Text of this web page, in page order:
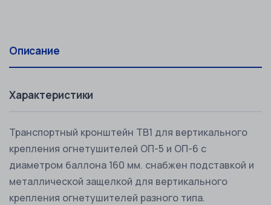
Описание
Характеристики
Транспортный кронштейн ТВ1 для вертикального
крепления огнетушителей ОП-5 и ОП-6 с
диаметром баллона 160 мм. снабжен подставкой и
металлической защелкой для вертикального
крепления огнетушителей разного типа.